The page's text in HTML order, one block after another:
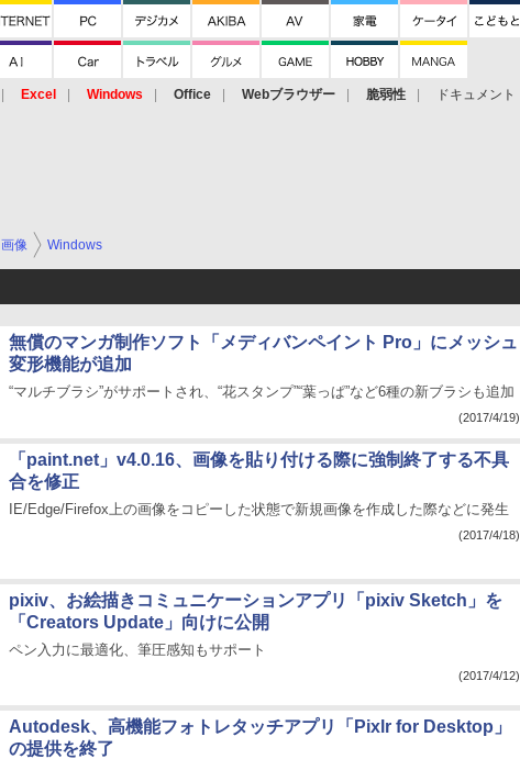
Excel Windows Office Webブラウザー 脆弱性 ドキュメント
画像 Windows
無償のマンガ制作ソフト「メディバンペイント Pro」にメッシュ
変形機能が追加
“マルチブラシ”がサポートされ、“花スタンプ”“葉っぱ”など6種の新ブラシも追加
(2017/4/19)
「paint.net」v4.0.16、画像を貼り付ける際に強制終了する不具
合を修正
IE/Edge/Firefox上の画像をコピーした状態で新規画像を作成した際などに発生
(2017/4/18)
pixiv、お絵描きコミュニケーションアプリ「pixiv Sketch」を
「Creators Update」向けに公開
ペン入力に最適化、筆圧感知もサポート
(2017/4/12)
Autodesk、高機能フォトレタッチアプリ「Pixlr for Desktop」
の提供を終了